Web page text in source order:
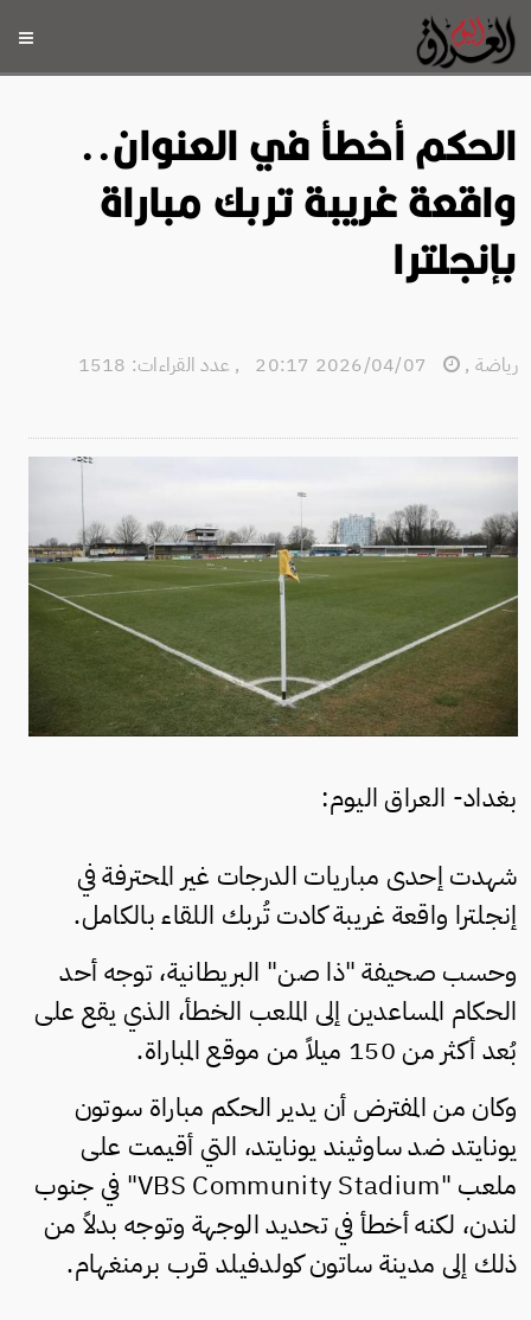
الحكم أخطأ في العنوان..
واقعة غريبة تربك مباراة
بإنجلترا
رياضة ,
, عدد القراءات: 1518
بغداد- العراق اليوم:
شهدت إحدى مباريات الدرجات غير المحترفة في
إنجلترا واقعة غريبة كادت تُربك اللقاء بالكامل.
وحسب صحيفة "ذا صن" البريطانية، توجه أحد
الحكام المساعدين إلى الملعب الخطأ، الذي يقع على
بُعد أكثر من 150 ميلاً من موقع المباراة.
وكان من المفترض أن يدير الحكم مباراة سوتون
يونايتد ضد ساوثيند يونايتد، التي أقيمت على
ملعب "VBS Community Stadium" في جنوب
لندن، لكنه أخطأ في تحديد الوجهة وتوجه بدلاً من
ذلك إلى مدينة ساتون كولدفيلد قرب برمنغهام.